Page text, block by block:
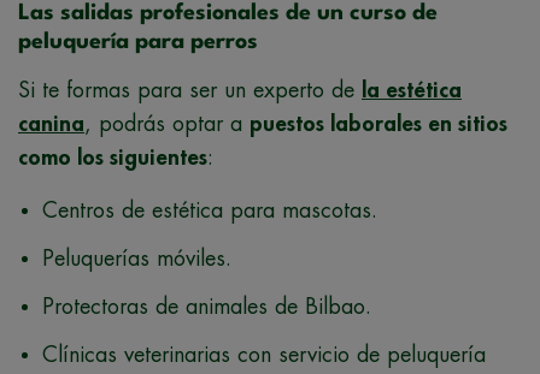
Las salidas profesionales de un curso de
peluquería para perros
Si te formas para ser un experto de
la estética
canina, podrás optar a puestos laborales en sitios
como los siguientes:
Centros de estética para mascotas.
Peluquerías móviles.
Protectoras de animales de Bilbao.
Clínicas veterinarias con servicio de peluquería